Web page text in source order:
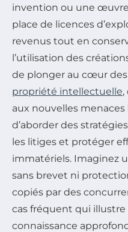
invention ou une
place de licences
revenus tout en
l’utilisation des
de plonger au cœur
propriété intellectuelle,
aux nouvelles menaces
d’aborder des
les litiges et protéger
immatériels. Imaginez
sans brevet ni
copiés par des
cas fréquent qui illustre
connaissance